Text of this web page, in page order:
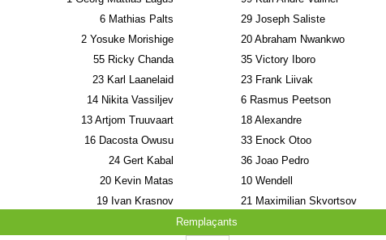
6Mathias Palts
2Yosuke Morishige
55Ricky Chanda
23Karl Laanelaid
14Nikita Vassiljev
13Artjom Truuvaart
16Dacosta Owusu
24Gert Kabal
20Kevin Matas
19Ivan Krasnov
29Joseph Saliste
20Abraham Nwankwo
35Victory Iboro
23Frank Liivak
6Rasmus Peetson
18Alexandre
33Enock Otoo
36Joao Pedro
10Wendell
21Maximilian Skvortsov
Remplaçants